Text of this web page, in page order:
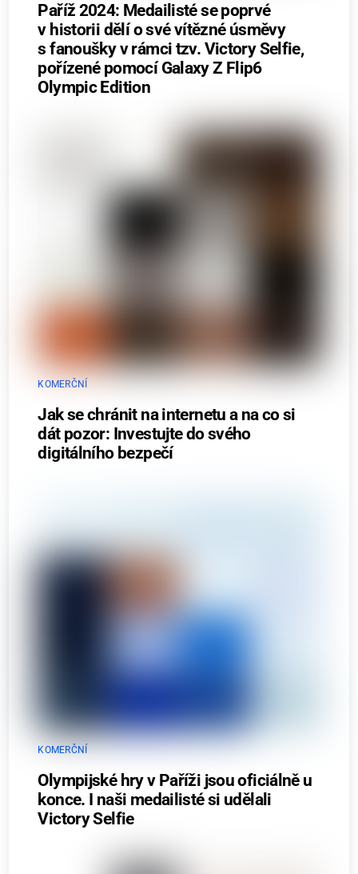
Paříž 2024: Medailisté se poprvé
v historii dělí o své vítězné úsměvy
s fanoušky v rámci tzv. Victory Selfie,
pořízené pomocí Galaxy Z Flip6
Olympic Edition
KOMERČNÍ
Jak se chránit na internetu a na co si
dát pozor: Investujte do svého
digitálního bezpečí
KOMERČNÍ
Olympijské hry v Paříži jsou oficiálně u
konce. I naši medailisté si udělali
Victory Selfie